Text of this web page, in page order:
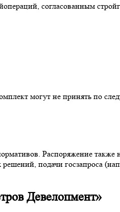
согласованным
могут не принять по
Распоряжение также
подачи госзапроса
Девелопмент»